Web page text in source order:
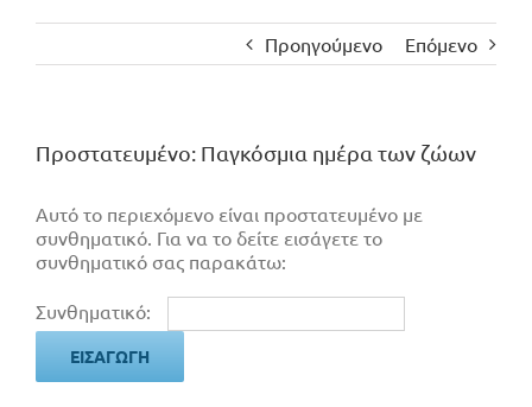
Προηγούμενο Επόμενο
Πρoστατευμένο: Παγκόσμια ημέρα των ζώων
Αυτό το περιεχόμενο είναι προστατευμένο με
συνθηματικό. Για να το δείτε εισάγετε το
συνθηματικό σας παρακάτω:
Συνθηματικό: